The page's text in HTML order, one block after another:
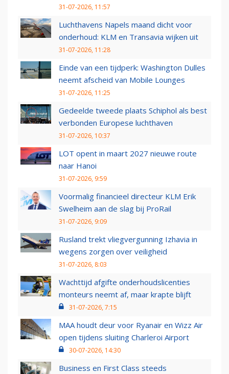
31-07-2026, 11:57
Luchthavens Napels maand dicht voor
onderhoud: KLM en Transavia wijken uit
31-07-2026, 11:28
Einde van een tijdperk: Washington Dulles
neemt afscheid van Mobile Lounges
31-07-2026, 11:25
Gedeelde tweede plaats Schiphol als best
verbonden Europese luchthaven
31-07-2026, 10:37
LOT opent in maart 2027 nieuwe route
naar Hanoi
31-07-2026, 9:59
Voormalig financieel directeur KLM Erik
Swelheim aan de slag bij ProRail
31-07-2026, 9:09
Rusland trekt vliegvergunning Izhavia in
wegens zorgen over veiligheid
31-07-2026, 8:03
Wachttijd afgifte onderhoudslicenties
monteurs neemt af, maar krapte blijft
31-07-2026, 7:15
MAA houdt deur voor Ryanair en Wizz Air
open tijdens sluiting Charleroi Airport
30-07-2026, 14:30
Business en First Class steeds